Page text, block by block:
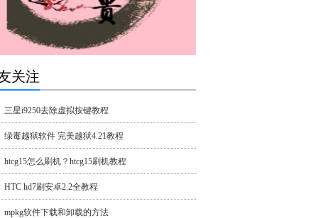
关注
三星i9250去除虚拟按键教程
绿毒越狱软件 完美越狱4.21教程
htcg15怎么刷机？htcg15刷机教程
HTC hd7刷安卓2.2全教程
mpkg软件下载和卸载的方法